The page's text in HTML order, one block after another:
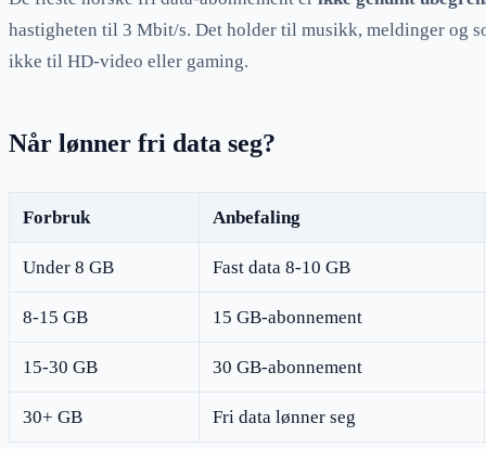
hastigheten til 3 Mbit/s. Det holder til musikk, meldinger og
ikke til HD-video eller gaming.
Når lønner fri data seg?
Forbruk Anbefaling
Under 8 GB Fast data 8-10 GB
8-15 GB 15 GB-abonnement
15-30 GB 30 GB-abonnement
30+ GB Fri data lønner seg